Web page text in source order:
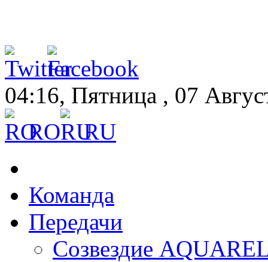
04:16, Пятница , 07
RO
RU
Команда
Передачи
Созвездие